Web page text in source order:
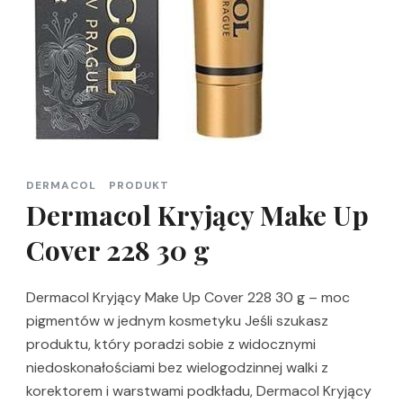
DERMACOL PRODUKT
Dermacol Kryjący Make Up
Cover 228 30 g
Dermacol Kryjący Make Up Cover 228 30 g – moc
pigmentów w jednym kosmetyku Jeśli szukasz
produktu, który poradzi sobie z widocznymi
niedoskonałościami bez wielogodzinnej walki z
korektorem i warstwami podkładu, Dermacol Kryjący